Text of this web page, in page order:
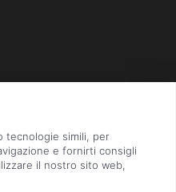
Sociale i.v. € 800.000,00